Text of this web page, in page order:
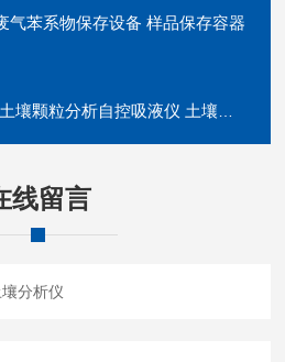
气苯系物保存设备 样品保存容器
颗粒分析自控吸液仪 土壤普查检测
线留言